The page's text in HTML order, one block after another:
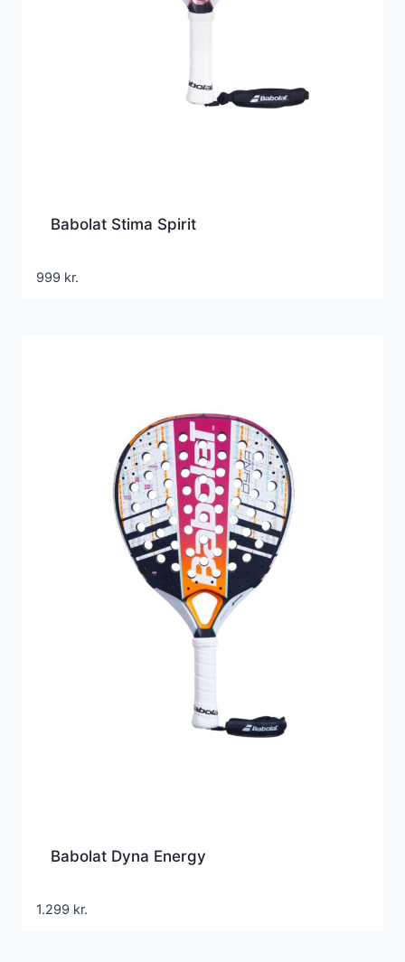
Babolat Stima Spirit
999 kr.
Babolat Dyna Energy
1.299 kr.